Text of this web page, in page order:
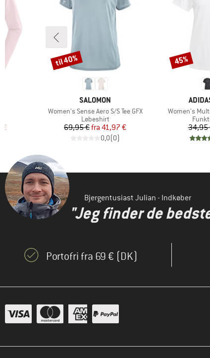
€
MÆRKE
SALOMON
Artikel
Women's Sense Aero S/S Tee GFX
Produktgruppe
Løbeshirt
Pris
69,95 € Nedsat pris
fra 41,97 €
0,0(0)
Rabat
til 40%
Artikel
Women's
34,95
Rabat
45%
Bjergentusiast Julian - Indkøber
"Jeg finder de
Portofri fra 69 € (DK)